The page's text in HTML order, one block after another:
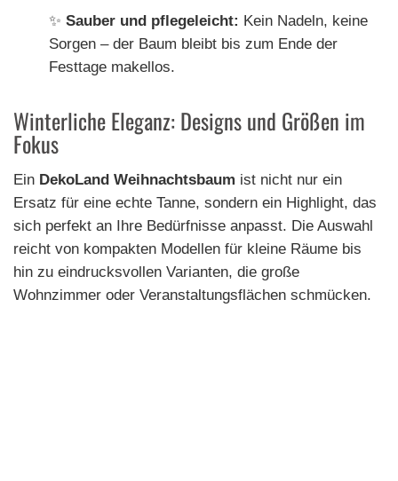
✨ Sauber und pflegeleicht: Kein Nadeln, keine
Sorgen – der Baum bleibt bis zum Ende der
Festtage makellos.
Winterliche Eleganz: Designs und Größen im
Fokus
Ein DekoLand Weihnachtsbaum ist nicht nur ein
Ersatz für eine echte Tanne, sondern ein Highlight, das
sich perfekt an Ihre Bedürfnisse anpasst. Die Auswahl
reicht von kompakten Modellen für kleine Räume bis
hin zu eindrucksvollen Varianten, die große
Wohnzimmer oder Veranstaltungsflächen schmücken.